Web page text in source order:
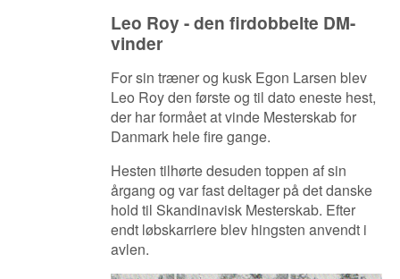
Leo Roy - den firdobbelte DM-
vinder
For sin træner og kusk Egon Larsen blev
Leo Roy den første og til dato eneste hest,
der har formået at vinde Mesterskab for
Danmark hele fire gange.
Hesten tilhørte desuden toppen af sin
årgang og var fast deltager på det danske
hold til Skandinavisk Mesterskab. Efter
endt løbskarriere blev hingsten anvendt i
avlen.